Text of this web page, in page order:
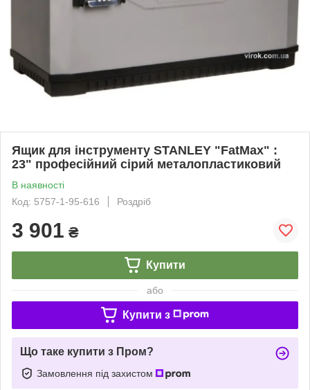
Ящик для інструменту STANLEY "FatMax" :
23" професійний сірий металопластиковий
В наявності
Код: 5757-1-95-616
Роздріб
3 901 ₴
Купити
або
Купити з
Що таке купити з Пром?
Замовлення під захистом